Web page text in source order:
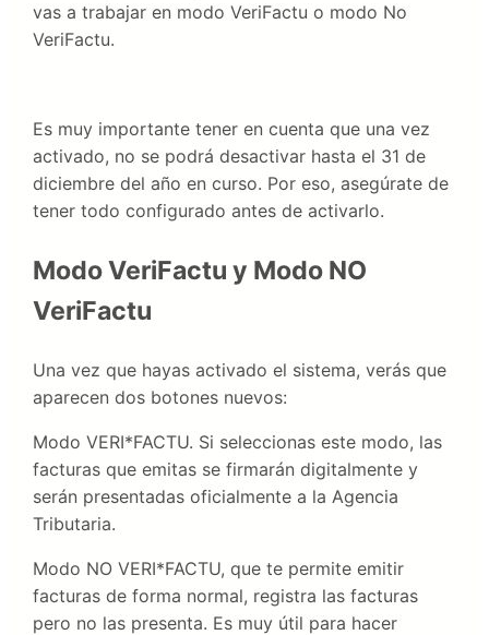
vas a trabajar en modo VeriFactu o modo No
VeriFactu.
Es muy importante tener en cuenta que una vez
activado, no se podrá desactivar hasta el 31 de
diciembre del año en curso. Por eso, asegúrate de
tener todo configurado antes de activarlo.
Modo VeriFactu y Modo NO
VeriFactu
Una vez que hayas activado el sistema, verás que
aparecen dos botones nuevos:
Modo VERI*FACTU. Si seleccionas este modo, las
facturas que emitas se firmarán digitalmente y
serán presentadas oficialmente a la Agencia
Tributaria.
Modo NO VERI*FACTU, que te permite emitir
facturas de forma normal, registra las facturas
pero no las presenta. Es muy útil para hacer